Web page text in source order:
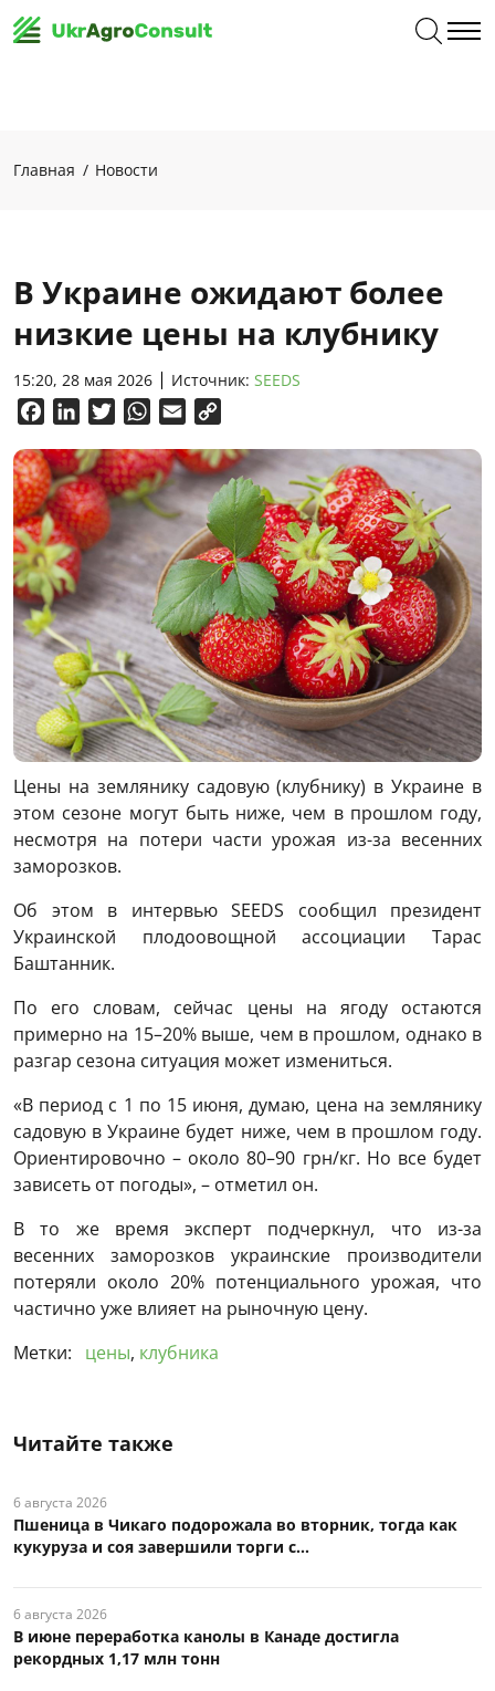
Главная Новости
В Украине ожидают более
низкие цены на клубнику
15:20, 28 мая 2026 Источник: SEEDS
FacebookLinkedInTwitterWhatsApp
Email
Цены на землянику садовую (клубнику) в Украине в
этом сезоне могут быть ниже, чем в прошлом году,
несмотря на потери части урожая из-за весенних
заморозков.
Об этом в интервью SEEDS сообщил президент
Украинской плодоовощной ассоциации Тарас
Баштанник.
По его словам, сейчас цены на ягоду остаются
примерно на 15–20% выше, чем в прошлом, однако в
разгар сезона ситуация может измениться.
«В период с 1 по 15 июня, думаю, цена на землянику
садовую в Украине будет ниже, чем в прошлом году.
Ориентировочно – около 80–90 грн/кг. Но все будет
зависеть от погоды», – отметил он.
В то же время эксперт подчеркнул, что из-за
весенних заморозков украинские производители
потеряли около 20% потенциального урожая, что
частично уже влияет на рыночную цену.
Метки:
цены, клубника
Читайте также
6 августа 2026
Пшеница в Чикаго подорожала во вторник, тогда как
кукуруза и соя завершили торги с...
6 августа 2026
В июне переработка канолы в Канаде достигла
рекордных 1,17 млн тонн